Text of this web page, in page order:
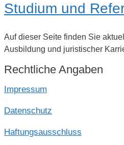
Studium und
Auf dieser Seite finden Sie
Ausbildung und juristischer
Rechtliche Angaben
Impressum
Datenschutz
Haftungsausschluss